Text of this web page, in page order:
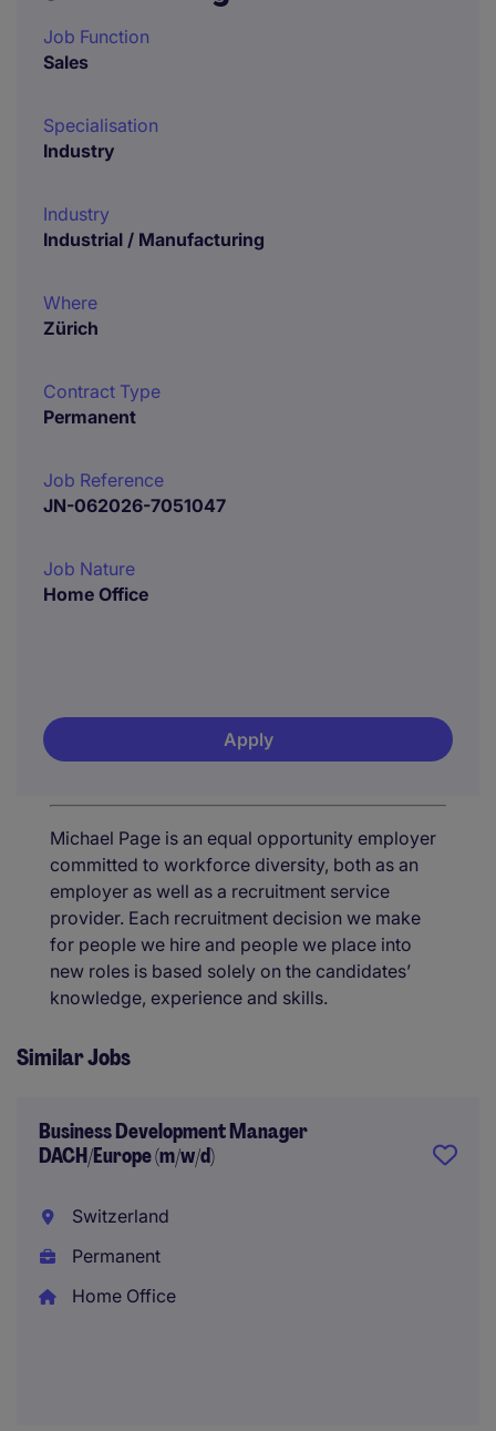
Job Function
Sales
Specialisation
Industry
Industry
Industrial / Manufacturing
Where
Zürich
Contract Type
Permanent
Job Reference
JN-062026-7051047
Job Nature
Home Office
Apply
Michael Page is an equal opportunity employer
committed to workforce diversity, both as an
employer as well as a recruitment service
provider. Each recruitment decision we make
for people we hire and people we place into
new roles is based solely on the candidates’
knowledge, experience and skills.
Similar Jobs
Business Development Manager
DACH/Europe (m/w/d)
Switzerland
Permanent
Home Office